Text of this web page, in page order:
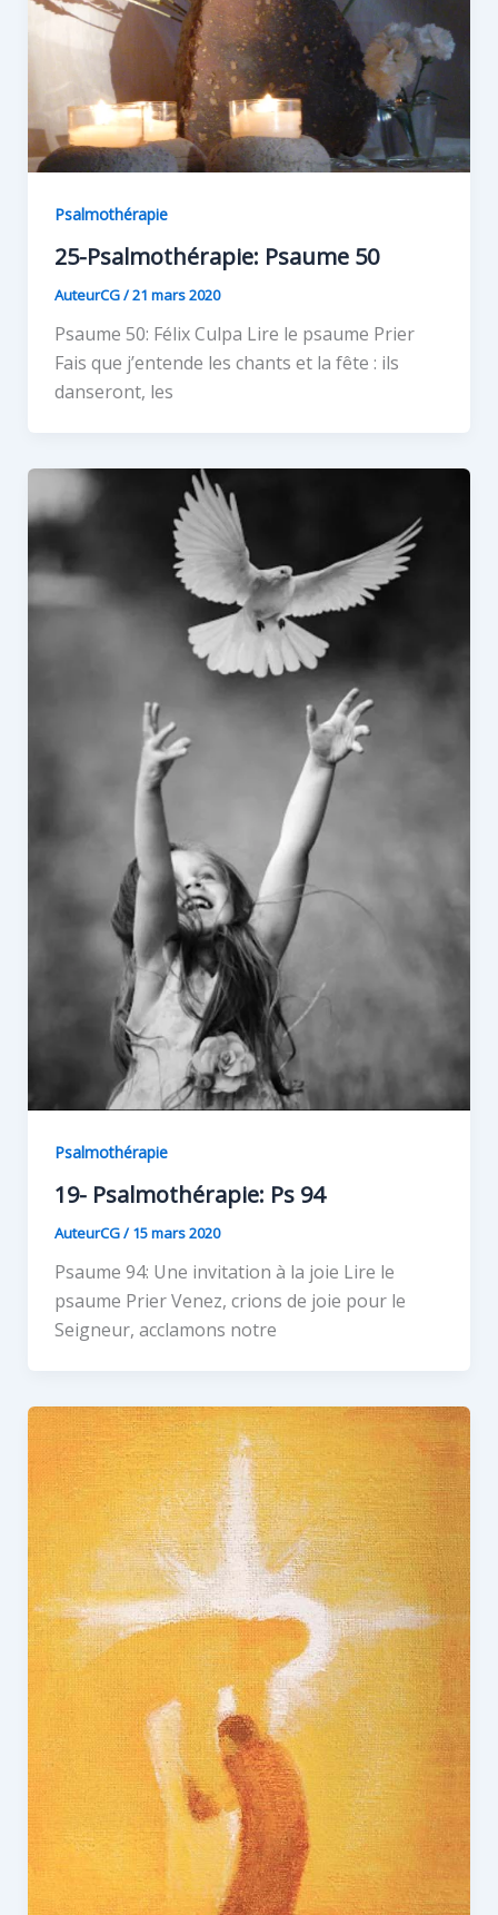
Psalmothérapie
25-Psalmothérapie: Psaume 50
AuteurCG/21 mars 2020
Psaume 50: Félix Culpa Lire le psaume Prier
Fais que j’entende les chants et la fête : ils
danseront, les
Psalmothérapie
19- Psalmothérapie: Ps 94
AuteurCG/15 mars 2020
Psaume 94: Une invitation à la joie Lire le
psaume Prier Venez, crions de joie pour le
Seigneur, acclamons notre